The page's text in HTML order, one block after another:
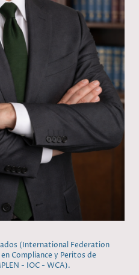
(International Federation
Compliance y Peritos de
- IOC - WCA).